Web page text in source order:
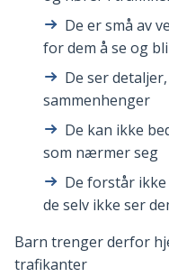
De er små av
for dem å se og
De ser
sammenhenger
De kan ikke
som nærmer seg
De forstår
de selv ikke ser
Barn trenger derfor
trafikanter